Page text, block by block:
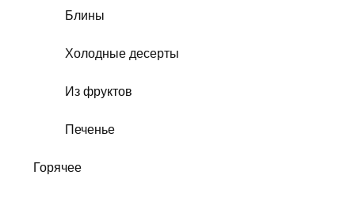
Блины
Холодные десерты
Из фруктов
Печенье
Горячее